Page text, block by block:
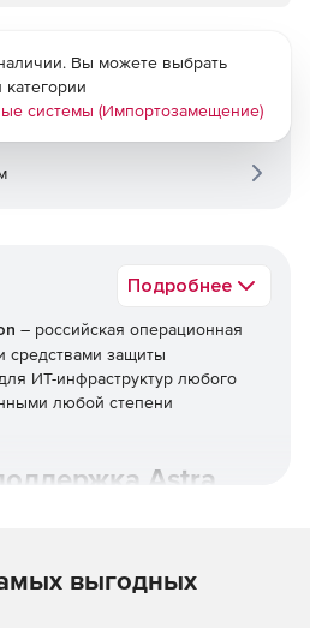
Подробнее
– российская операционная
средствами защиты
ИТ-инфраструктур любого
любой степени
Astra
Вы можете выбрать
системы (Импортозамещение)
выгодных